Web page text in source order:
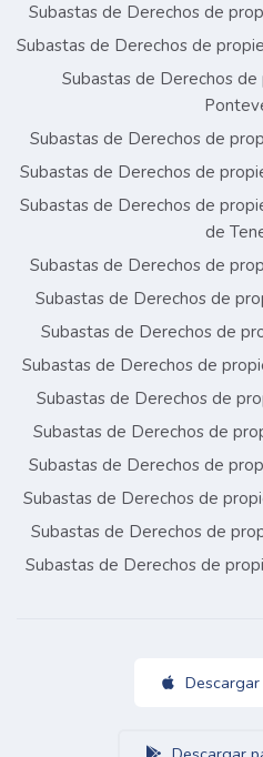
Subastas de Derechos de
Subastas de Derechos de
Subastas de Derechos
Subastas de Derechos de
Subastas de Derechos de
Subastas de Derechos de
de
Subastas de Derechos de
Subastas de Derechos de
Subastas de Derechos de
Subastas de Derechos de
Subastas de Derechos de
Subastas de Derechos de
Subastas de Derechos de
Subastas de Derechos de
Subastas de Derechos de
Subastas de Derechos de